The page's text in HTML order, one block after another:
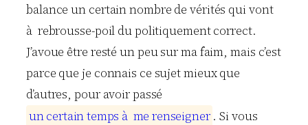
balance un certain nombre de vérités qui vont
à rebrousse-poil du politiquement correct.
J’avoue être resté un peu sur ma faim, mais c’est
parce que je connais ce sujet mieux que
d’autres, pour avoir passé
uncertaintemps à me renseigner . Si vous